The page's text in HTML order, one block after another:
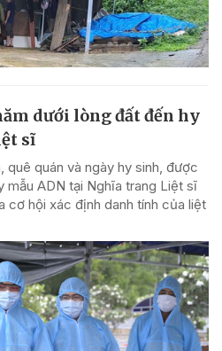
dưới lòng đất đến hy
sĩ
quê quán và ngày hy sinh, được
mẫu ADN tại Nghĩa trang Liệt sĩ
cơ hội xác định danh tính của liệt